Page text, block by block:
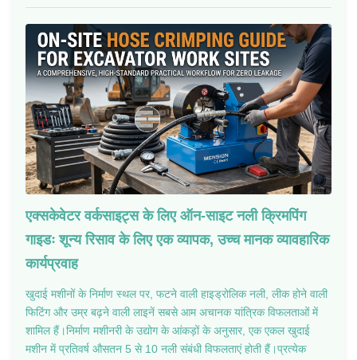
एक्सकेवेटर वर्कसाइट्स के लिए ऑन-साइट नली क्रिमपिंग
गाइडः शून्य रिसाव के लिए एक व्यापक, उच्च मानक व्यावहारिक
कार्यप्रवाह
खुदाई मशीनों के निर्माण स्थल पर, फटने वाली हाइड्रोलिक नली, लीक होने वाली
फिटिंग और उम्र बढ़ने वाली लाइनें सबसे आम अचानक यांत्रिक विफलताओं में
शामिल हैं।निर्माण मशीनरी के उद्योग के आंकड़ों के अनुसार, एक एकल खुदाई
मशीन में प्रतिवर्ष औसतन 5 से 10 नली संबंधी विफलताएं होती हैं।प्रत्येक